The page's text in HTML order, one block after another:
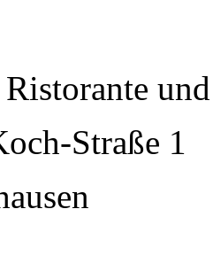
Straße 1